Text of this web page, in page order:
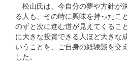
松山氏は、今自分の夢や方針が
る人も、その時に興味を持ったこ
のずと次に進む道が見えてくるこ
に大きな投資できる人ほど大きな
いうことを、ご自身の経験談を交
した。